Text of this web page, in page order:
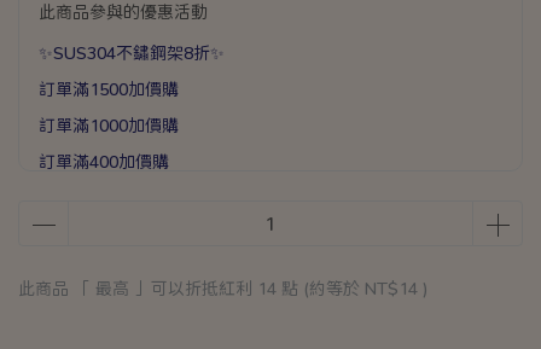
此商品參與的優惠活動
✨SUS304不鏽鋼架8折✨
訂單滿1500加價購
訂單滿1000加價購
訂單滿400加價購
此商品 「 最高 」可以折抵紅利 14 點 (約等於 NT$14 )